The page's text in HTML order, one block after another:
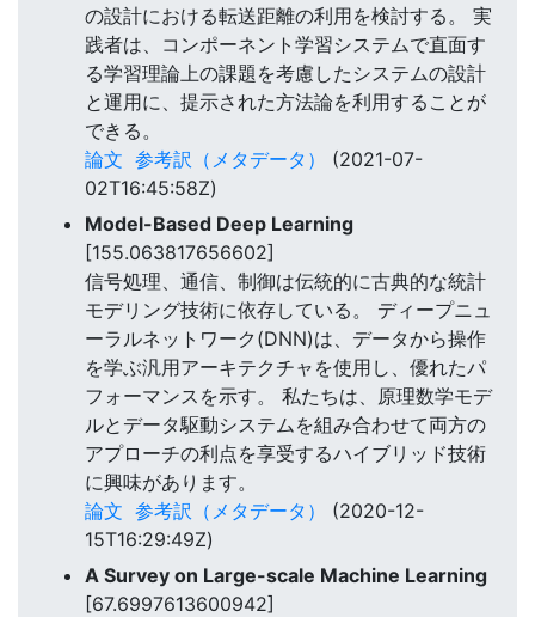
の設計における転送距離の利用を検討する。 実
践者は、コンポーネント学習システムで直面す
る学習理論上の課題を考慮したシステムの設計
と運用に、提示された方法論を利用することが
できる。
論文 参考訳（メタデータ）
(2021-07-
02T16:45:58Z)
Model-Based Deep Learning
[155.063817656602]
信号処理、通信、制御は伝統的に古典的な統計
モデリング技術に依存している。 ディープニュ
ーラルネットワーク(DNN)は、データから操作
を学ぶ汎用アーキテクチャを使用し、優れたパ
フォーマンスを示す。 私たちは、原理数学モデ
ルとデータ駆動システムを組み合わせて両方の
アプローチの利点を享受するハイブリッド技術
に興味があります。
論文 参考訳（メタデータ）
(2020-12-
15T16:29:49Z)
A Survey on Large-scale Machine Learning
[67.6997613600942]